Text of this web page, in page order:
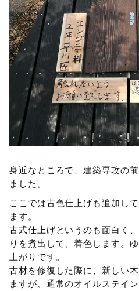
身近なところで、建築専攻の
ました。
ここでは古色仕上げも追加し
ます。
古式仕上げというのも面白く
りを煮出して、着色します。
上がりです。
古材を修復した際に、新しい
ますが、通常のオイルステイ